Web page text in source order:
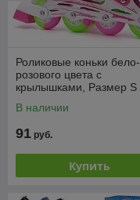
Роликовые коньки бело-
розового цвета с
крылышками, Размер S
В наличии
91 руб.
Купить